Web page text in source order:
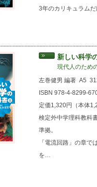
3年のカリキュラム
新しい科学
現代人のため
左巻健男 編著 A5
ISBN 978-4-8299-
定価1,320円（本体
検定外中学理科教科
準拠。
「電流回路」の章
を…